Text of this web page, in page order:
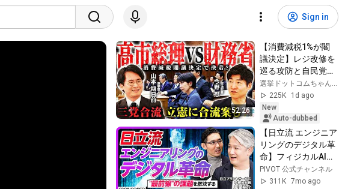
Sign in
52:26
【消費減税1%が閣
議決定】レジ改修を
巡る攻防と自民党内
の激しい葛藤／中
道・立憲・公明の3
党合流構想に浮上し
た「第4の選択肢」
とは？【今野忍×山
本期日前】｜選挙ド
ットコム
選挙ドットコムちゃんねる
225K
1d ago
New
Auto-dubbed
【日立流 エンジニア
リングのデジタル革
命】フィジカルAIが
支える「フロントラ
インワーカー」の未
PIVOT 公式チャンネル
311K 7mo ago